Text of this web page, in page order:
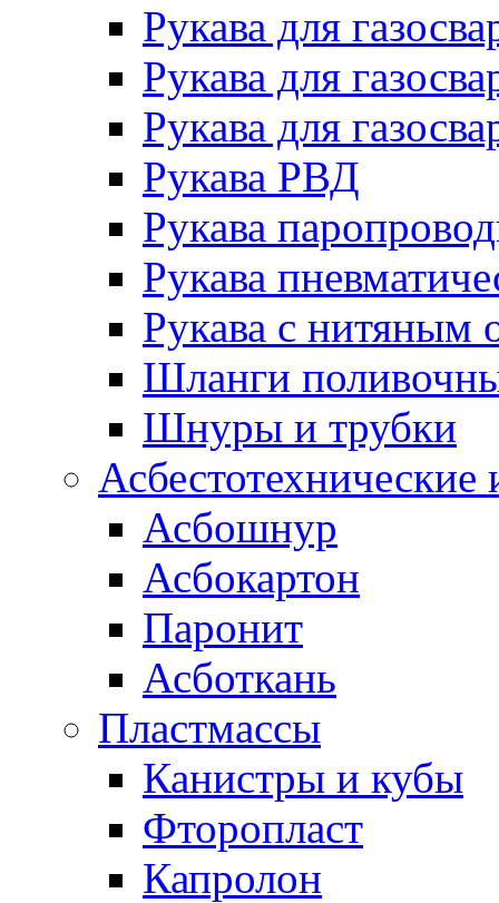
Рукава для
Рукава для
Рукава для
Рукава РВД
Рукава
Рукава
Рукава с нитяным
Шланги
Шнуры и трубки
Асбестотехнические
Асбошнур
Асбокартон
Паронит
Асботкань
Пластмассы
Канистры и кубы
Фторопласт
Капролон